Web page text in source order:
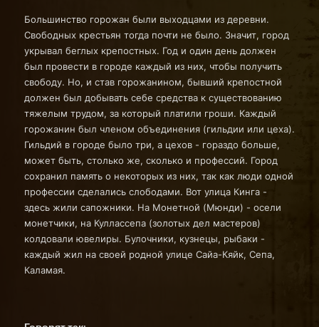
Большинство горожан были выходцами из деревни.
Свободных крестьян тогда почти не было. Значит, город
укрывал беглых крепостных. Год и один день должен
был провести в городе каждый из них, чтобы получить
свободу. Но, и став горожанином, бывший крепостной
должен был добывать себе средства к существованию
тяжелым трудом, за который платили гроши. Каждый
горожанин был членом объединения (гильдии или цеха).
Гильдий в городе было три, а цехов - гораздо больше,
может быть, столько же, сколько и профессий. Город
сохранил память о некоторых из них, так как люди одной
профессии сделались слободами. Вот улица Кинга -
здесь жили сапожники. На Монетной (Мюнди) - осели
монетчики, на Куллассепа (золотых дел мастеров)
колдовали ювелиры. Булочники, кузнецы, рыбаки -
каждый жил на своей родной улице Сайа-Кяйк, Сепа,
Каламая.